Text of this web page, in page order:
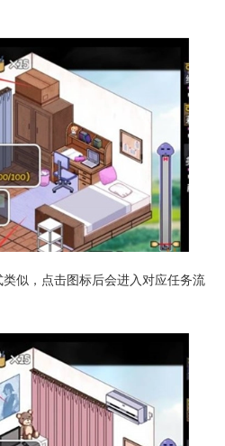
似，点击图标后会进入对应任务流